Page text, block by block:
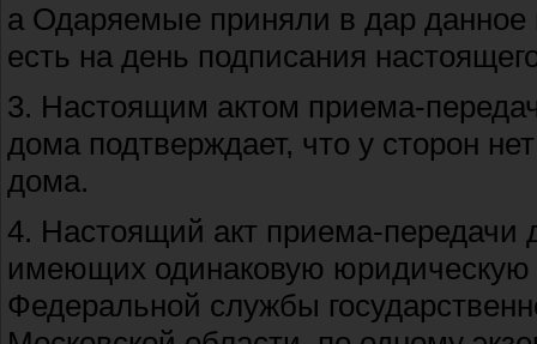
а Одаряемые приняли в дар
есть на день подписания
3. Настоящим актом приема-
дома подтверждает, что у сторон
дома.
4. Настоящий акт приема-передачи
имеющих одинаковую юридическую
Федеральной службы